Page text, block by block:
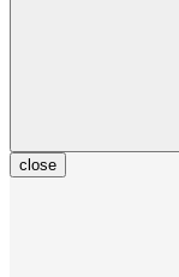
close